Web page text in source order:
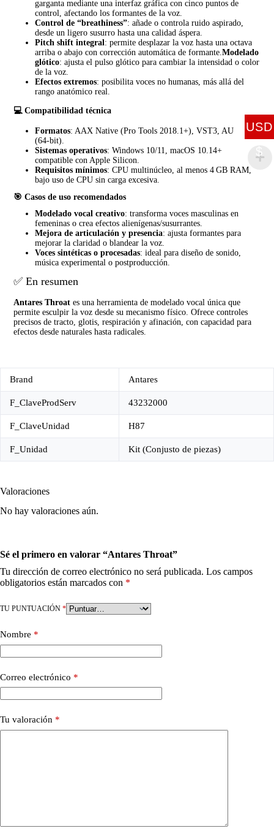
garganta mediante una interfaz gráfica con cinco puntos de
control, afectando los formantes de la voz.
Control de “breathiness”: añade o controla ruido aspirado,
desde un ligero susurro hasta una calidad áspera.
Pitch shift integral: permite desplazar la voz hasta una octava
arriba o abajo con corrección automática de formante.Modelado
glótico: ajusta el pulso glótico para cambiar la intensidad o color
de la voz.
Efectos extremos: posibilita voces no humanas, más allá del
rango anatómico real.
💻 Compatibilidad técnica
Formatos: AAX Native (Pro Tools 2018.1+), VST3, AU
(64‑bit).
Sistemas operativos: Windows 10/11, macOS 10.14+
compatible con Apple Silicon.
Requisitos mínimos: CPU multinúcleo, al menos 4 GB RAM,
bajo uso de CPU sin carga excesiva.
🎯 Casos de uso recomendados
Modelado vocal creativo: transforma voces masculinas en
femeninas o crea efectos alienígenas/susurrantes.
Mejora de articulación y presencia: ajusta formantes para
mejorar la claridad o blandear la voz.
Voces sintéticas o procesadas: ideal para diseño de sonido,
música experimental o postproducción.
✅ En resumen
Antares Throat es una herramienta de modelado vocal única que
permite esculpir la voz desde su mecanismo físico. Ofrece controles
precisos de tracto, glotis, respiración y afinación, con capacidad para
efectos desde naturales hasta radicales.
Brand Antares
F_ClaveProdServ 43232000
F_ClaveUnidad H87
F_Unidad Kit (Conjusto de piezas)
Valoraciones
No hay valoraciones aún.
Sé el primero en valorar “Antares Throat”
Tu dirección de correo electrónico no será publicada. Los campos
obligatorios están marcados con *
TU PUNTUACIÓN *
Nombre *
Correo electrónico *
Tu valoración *
USD
$